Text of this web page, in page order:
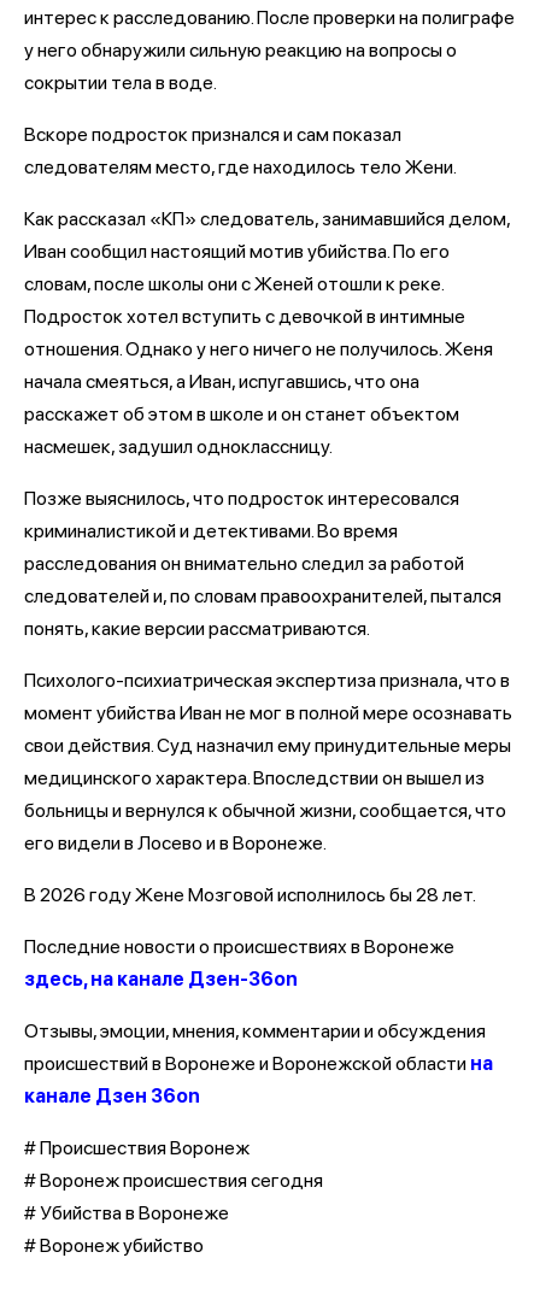
интерес к расследованию. После проверки на полиграфе
у него обнаружили сильную реакцию на вопросы о
сокрытии тела в воде.
Вскоре подросток признался и сам показал
следователям место, где находилось тело Жени.
Как рассказал «КП» следователь, занимавшийся делом,
Иван сообщил настоящий мотив убийства. По его
словам, после школы они с Женей отошли к реке.
Подросток хотел вступить с девочкой в интимные
отношения. Однако у него ничего не получилось. Женя
начала смеяться, а Иван, испугавшись, что она
расскажет об этом в школе и он станет объектом
насмешек, задушил одноклассницу.
Позже выяснилось, что подросток интересовался
криминалистикой и детективами. Во время
расследования он внимательно следил за работой
следователей и, по словам правоохранителей, пытался
понять, какие версии рассматриваются.
Психолого-психиатрическая экспертиза признала, что в
момент убийства Иван не мог в полной мере осознавать
свои действия. Суд назначил ему принудительные меры
медицинского характера. Впоследствии он вышел из
больницы и вернулся к обычной жизни, сообщается, что
его видели в Лосево и в Воронеже.
В 2026 году Жене Мозговой исполнилось бы 28 лет.
Последние новости о происшествиях в Воронеже
здесь, на канале Дзен-36on
Отзывы, эмоции, мнения, комментарии и обсуждения
происшествий в Воронеже и Воронежской области на
канале Дзен 36on
# Происшествия Воронеж
# Воронеж происшествия сегодня
# Убийства в Воронеже
# Воронеж убийство